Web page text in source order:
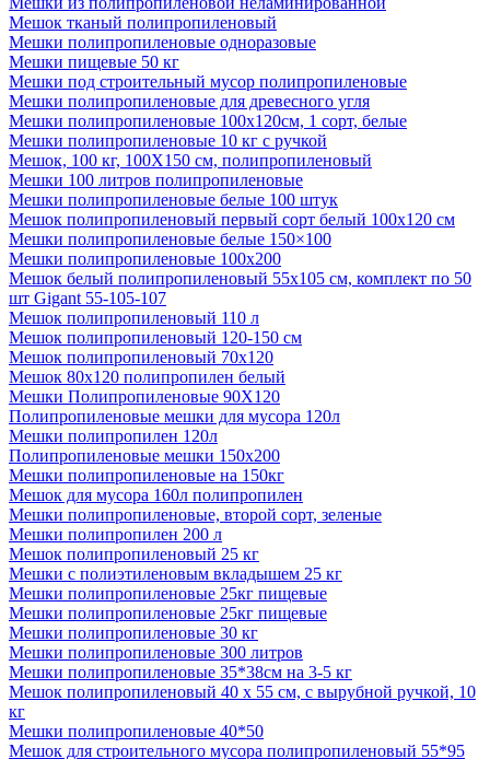
Мешок тканый полипропиленовый
Мешки полипропиленовые одноразовые
Мешки пищевые 50 кг
Мешки под строительный мусор полипропиленовые
Мешки полипропиленовые для древесного угля
Мешки полипропиленовые 100x120см, 1 сорт, белые
Мешки полипропиленовые 10 кг с ручкой
Мешок, 100 кг, 100Х150 см, полипропиленовый
Мешки 100 литров полипропиленовые
Мешки полипропиленовые белые 100 штук
Мешок полипропиленовый первый сорт белый 100х120 см
Мешки полипропиленовые белые 150×100
Мешки полипропиленовые 100х200
Мешок белый полипропиленовый 55x105 см, комплект по 50
шт Gigant 55-105-107
Мешок полипропиленовый 110 л
Мешок полипропиленовый 120-150 см
Мешок полипропиленовый 70х120
Мешок 80х120 полипропилен белый
Мешки Полипропиленовые 90Х120
Полипропиленовые мешки для мусора 120л
Мешки полипропилен 120л
Полипропиленовые мешки 150х200
Мешки полипропиленовые на 150кг
Мешок для мусора 160л полипропилен
Мешки полипропиленовые, второй сорт, зеленые
Мешки полипропилен 200 л
Мешок полипропиленовый 25 кг
Мешки с полиэтиленовым вкладышем 25 кг
Мешки полипропиленовые 25кг пищевые
Мешки полипропиленовые 25кг пищевые
Мешки полипропиленовые 30 кг
Мешки полипропиленовые 300 литров
Мешки полипропиленовые 35*38см на 3-5 кг
Мешок полипропиленовый 40 х 55 см, с вырубной ручкой, 10
кг
Мешки полипропиленовые 40*50
Мешок для строительного мусора полипропиленовый 55*95